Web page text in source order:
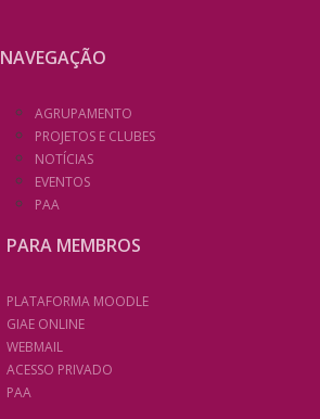
NAVEGAÇÃO
AGRUPAMENTO
PROJETOS E CLUBES
NOTÍCIAS
EVENTOS
PAA
PARA MEMBROS
PLATAFORMA MOODLE
GIAE ONLINE
WEBMAIL
ACESSO PRIVADO
PAA